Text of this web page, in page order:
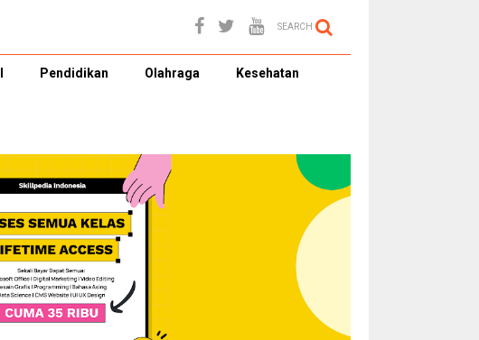
SEARCH
Pendidikan Olahraga Kesehatan